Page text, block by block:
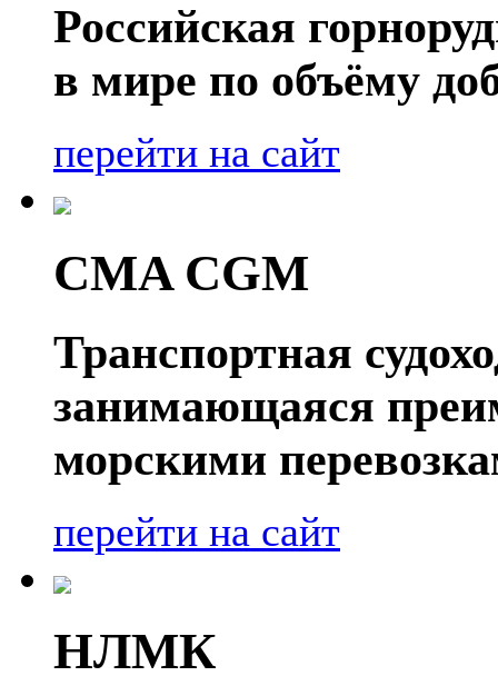
Российская
в мире по объёму
перейти на сайт
CMA CGM
Транспортная
занимающаяся
морскими
перейти на сайт
НЛМК